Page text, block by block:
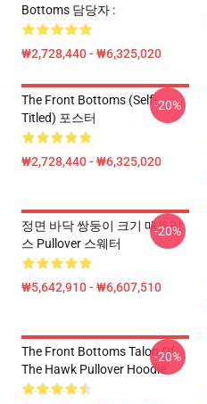
Bottoms 담당자 :
₩2,728,440 - ₩6,325,020
The Front Bottoms (Self-
Titled) 포스터
₩2,728,440 - ₩6,325,020
-20%
정면 바닥 쌍둥이 크기 매트리
스 Pullover 스웨터
₩5,642,910 - ₩6,607,510
-20%
The Front Bottoms Talon Of
The Hawk Pullover Hoodie
-20%